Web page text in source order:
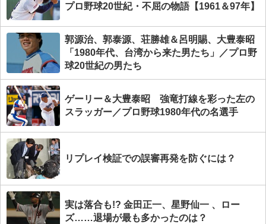
プロ野球20世紀・不屈の物語【1961＆97年】
郭源治、郭泰源、荘勝雄＆呂明賜、大豊泰昭
「1980年代、台湾から来た男たち」／プロ野
球20世紀の男たち
ゲーリー＆大豊泰昭 強竜打線を彩った左の
スラッガー／プロ野球1980年代の名選手
リプレイ検証での誤審再発を防ぐには？
実は落合も!? 金田正一、星野仙一 、ロー
ズ……退場が最も多かったのは？